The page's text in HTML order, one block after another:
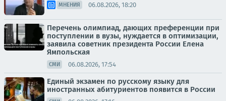
МНЕНИЯ 06.08.2026, 18:20
Перечень олимпиад, дающих преференции при
поступлении в вузы, нуждается в оптимизации,
заявила советник президента России Елена
Ямпольская
СМИ 06.08.2026, 17:54
Единый экзамен по русскому языку для
иностранных абитуриентов появится в России